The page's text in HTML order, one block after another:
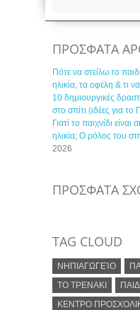
ΠΡΟΣΦΑΤΑ
Πότε να στείλω το
ηλικία, τα οφέλη & τι
10 δημιουργικές
στο σπίτι (ιδέες για
Γιατί το παιχνίδι
ηλικία; Ο ρόλος του
2026
ΠΡΟΣΦΑΤΑ
TAG CLOUD
ΝΗΠΙΑΓΩΓΕΊΟ
ΤΟ ΤΡΕΝΑΚΙ
ΠΑΙΔΙ
ΚΕΝΤΡΟ